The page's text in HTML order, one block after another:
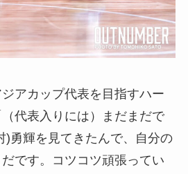
アカップ代表を目指すハー
代表入りには）まだまだで
)勇輝を見てきたんで、自分の
です。コツコツ頑張ってい